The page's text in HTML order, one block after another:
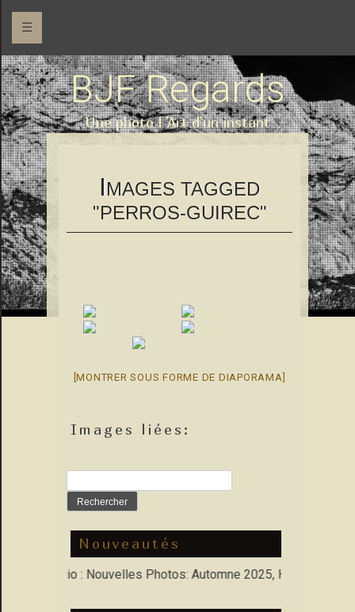
☰
BJF Regards
Une photo l 'Art d'un instant
IMAGES TAGGED
"PERROS-GUIREC"
[MONTRER SOUS FORME DE DIAPORAMA]
Images liées:
Nouveautés
Porfolio : Nouvelles Photos: Automne 2025, Hiver 2026